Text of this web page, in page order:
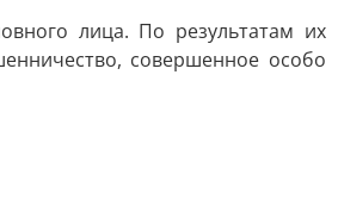
лица. По результатам их
совершенное особо